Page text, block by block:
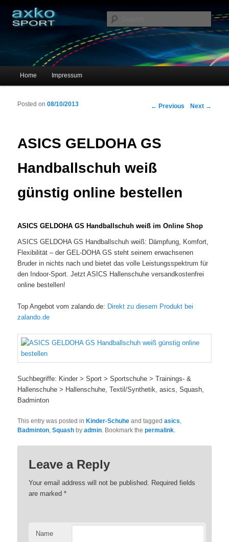
axko-sport – Sportschuhe online
Main menu
Skip to primary content
Skip to secondary content
Home Impressum
Post navigation
← Previous Next →
ASICS GELDOHA GS
Handballschuh weiß
günstig online bestellen
Posted on08/10/2013
ASICS GELDOHA GS Handballschuh weiß im Online Shop
ASICS GELDOHA GS Handballschuh weiß: Dämpfung, Komfort,
Flexibilität – der GEL-DOHA GS steht seinem erwachsenen
Bruder in nichts nach und bietet das volle Leistungsspektrum für
den Indoor-Sport. Jetzt ASICS Hallenschuhe versandkostenfrei
online bestellen!
Top Angebot vom zalando.de: Direkt zu diesem Produkt bei
zalando.de
Suchbegriffe: Kinder > Sport > Sportschuhe > Trainings- &
Hallenschuhe > Hallenschuhe, Textil/Synthetik, asics, Squash,
Badminton
This entry was posted inKinder-Schuhe and taggedasics,
Badminton,Squash byadmin. Bookmark thepermalink.
Leave a Reply
Your email address will not be published. Required fields
are marked*
Name